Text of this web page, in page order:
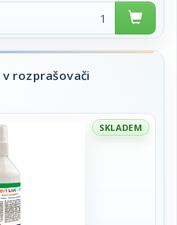
rozprašovači
SKLADEM